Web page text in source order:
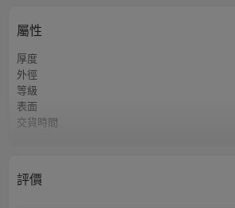
屬性
厚度
外徑
等級
表面
交貨時間
標準
長度
評價